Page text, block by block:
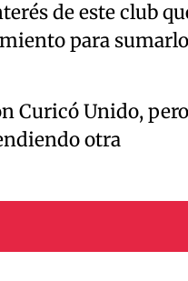
de este club
para
Curicó Unido, pero
otra